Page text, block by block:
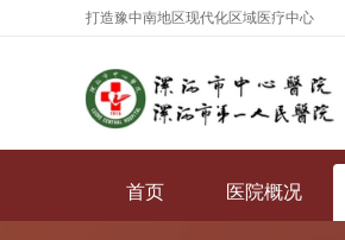
打造豫中南地区现代化区域医疗中心
首页 医院概况